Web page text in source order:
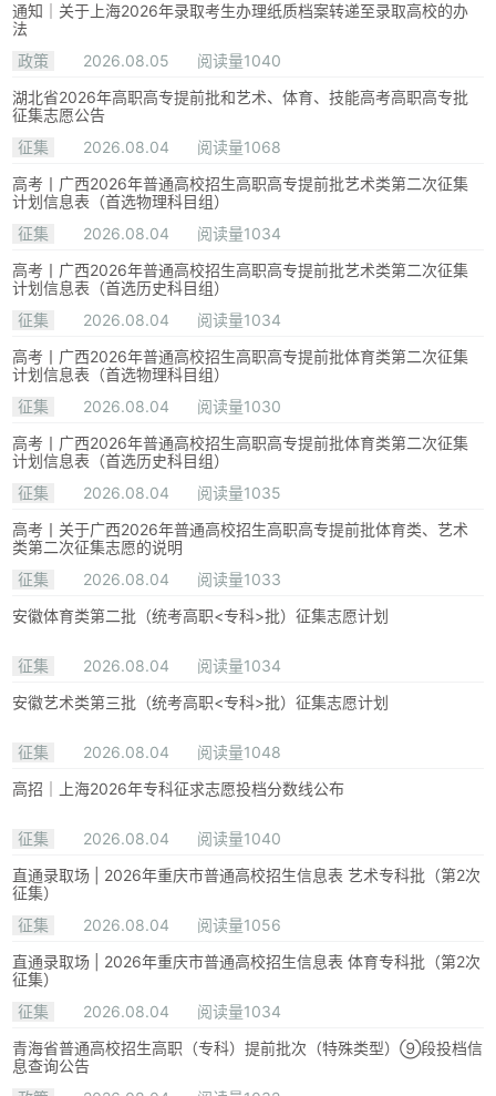
通知｜关于上海2026年录取考生办理纸质档案转递至录取高校的办
法
政策
2026.08.05
阅读量1040
湖北省2026年高职高专提前批和艺术、体育、技能高考高职高专批
征集志愿公告
征集
2026.08.04
阅读量1068
高考丨广西2026年普通高校招生高职高专提前批艺术类第二次征集
计划信息表（首选物理科目组）
征集
2026.08.04
阅读量1034
高考丨广西2026年普通高校招生高职高专提前批艺术类第二次征集
计划信息表（首选历史科目组）
征集
2026.08.04
阅读量1034
高考丨广西2026年普通高校招生高职高专提前批体育类第二次征集
计划信息表（首选物理科目组）
征集
2026.08.04
阅读量1030
高考丨广西2026年普通高校招生高职高专提前批体育类第二次征集
计划信息表（首选历史科目组）
征集
2026.08.04
阅读量1035
高考丨关于广西2026年普通高校招生高职高专提前批体育类、艺术
类第二次征集志愿的说明
征集
2026.08.04
阅读量1033
安徽体育类第二批（统考高职<专科>批）征集志愿计划
征集 2026.08.04
阅读量1034
安徽艺术类第三批（统考高职<专科>批）征集志愿计划
征集 2026.08.04
阅读量1048
高招｜上海2026年专科征求志愿投档分数线公布
征集 2026.08.04
阅读量1040
直通录取场 | 2026年重庆市普通高校招生信息表 艺术专科批（第2次
征集）
征集
2026.08.04
阅读量1056
直通录取场 | 2026年重庆市普通高校招生信息表 体育专科批（第2次
征集）
征集
2026.08.04
阅读量1034
青海省普通高校招生高职（专科）提前批次（特殊类型）⑨段投档信
息查询公告